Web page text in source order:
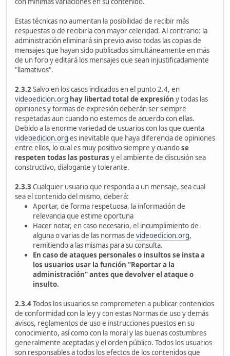
Estas técnicas no aumentan la posibilidad de recibir más
respuestas o de recibirla con mayor celeridad. Al contrario: la
administración eliminará sin previo aviso todas las copias de
mensajes que hayan sido publicados simultáneamente en más
de un foro y editará los mensajes que sean injustificadamente
"llamativos".
2.3.2Salvo en los casos indicados en el punto 2.4, en
videoedicion.org hay libertad total de expresión y todas las
opiniones y formas de expresión deberán ser siempre
respetadas aun cuando no estemos de acuerdo con ellas.
Debido a la enorme variedad de usuarios con los que cuenta
videoedicion.org es inevitable que haya diferencia de opiniones
entre ellos, lo cual es muy positivo siempre y cuandose
respeten todas las posturas y el ambiente de discusión sea
constructivo, dialogante y tolerante.
2.3.3 Cualquier usuario que responda a un mensaje, sea cual
sea el contenido del mismo, deberá:
Aportar, de forma respetuosa, la información de
relevancia que estime oportuna
Hacer notar, en caso necesario, el incumplimiento de
alguna o varias de las normas de videoedicion.org,
remitiendo a las mismas para su consulta.
En caso de ataques personales o insultos se insta a
los usuarios usar la función "Reportar a la
administración" antes que devolver el ataque o
insulto.
2.3.4Todos los usuarios se comprometen a publicar contenidos
de conformidad con la ley y con estas Normas de uso y demás
avisos, reglamentos de uso e instrucciones puestos en su
conocimiento, así como con la moral y las buenas costumbres
generalmente aceptadas y el orden público. Todos los usuarios
son responsables a todos los efectos de los contenidos que